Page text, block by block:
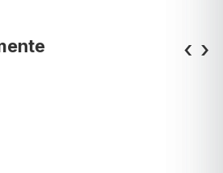
‹ ›